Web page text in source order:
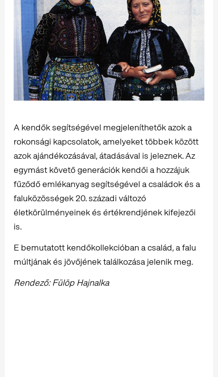
A kendők segítségével megjeleníthetők azok a
rokonsági kapcsolatok, amelyeket többek között
azok ajándékozásával, átadásával is jeleznek. Az
egymást követő generációk kendői a hozzájuk
fűződő emlékanyag segítségével a családok és a
faluközösségek 20. századi változó
életkörülményeinek és értékrendjének kifejezői
is.
E bemutatott kendőkollekcióban a család, a falu
múltjának és jövőjének találkozása jelenik meg.
Rendező: Fülöp Hajnalka